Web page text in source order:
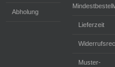
Abholung
Lieferzeit
Muster-